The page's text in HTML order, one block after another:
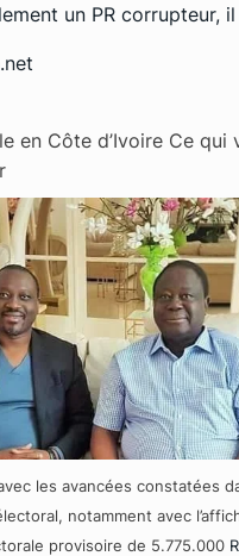
un PR
en Côte d’Ivoire Ce qui
les avancées constatées
notamment avec
provisoire de 5.775.000